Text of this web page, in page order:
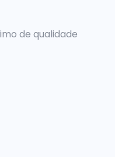
de qualidade